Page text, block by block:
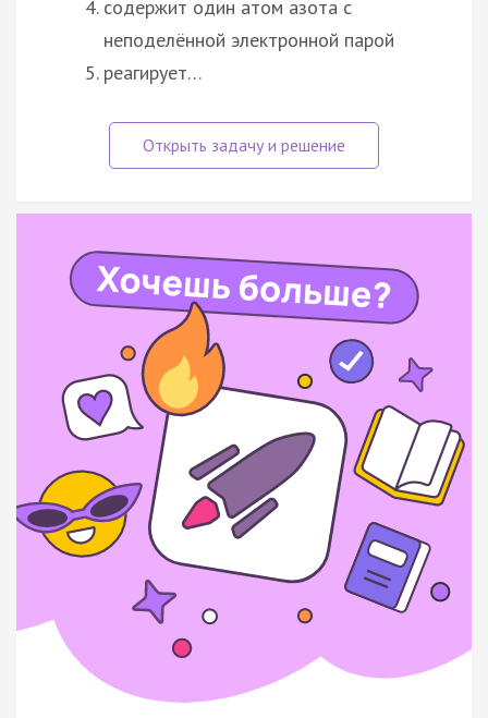
содержит один атом азота с
неподелённой электронной парой
реагирует…